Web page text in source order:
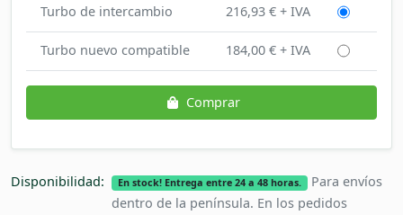
Turbo de intercambio
216,93 € + IVA
Turbo nuevo compatible 184,00 € + IVA
Comprar
Disponibilidad: En stock! Entrega entre 24 a 48 horas.
Para envíos
dentro de la península. En los pedidos